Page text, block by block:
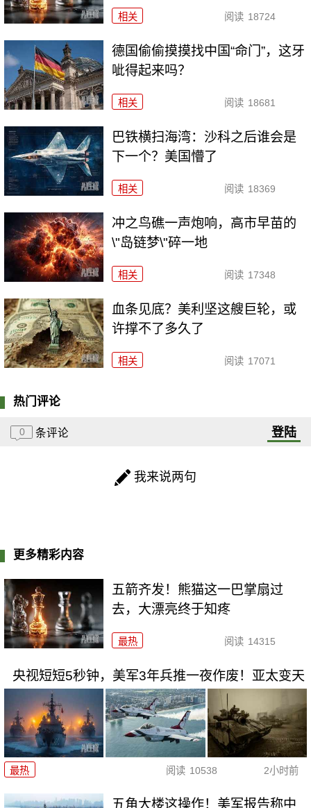
相关 阅读 18724
德国偷偷摸摸找中国“命门”，这牙
呲得起来吗？
相关 阅读 18681
巴铁横扫海湾：沙科之后谁会是
下一个？美国懵了
相关 阅读 18369
冲之鸟礁一声炮响，高市早苗的
\"岛链梦\"碎一地
相关 阅读 17348
血条见底？美利坚这艘巨轮，或
许撑不了多久了
相关 阅读 17071
热门评论
0 条评论 登陆
我来说两句
更多精彩内容
五箭齐发！熊猫这一巴掌扇过
去，大漂亮终于知疼
最热 阅读 14315
央视短短5秒钟，美军3年兵推一夜作废！亚太变天
最热 阅读 10538 2小时前
五角大楼这操作！美军报告称中